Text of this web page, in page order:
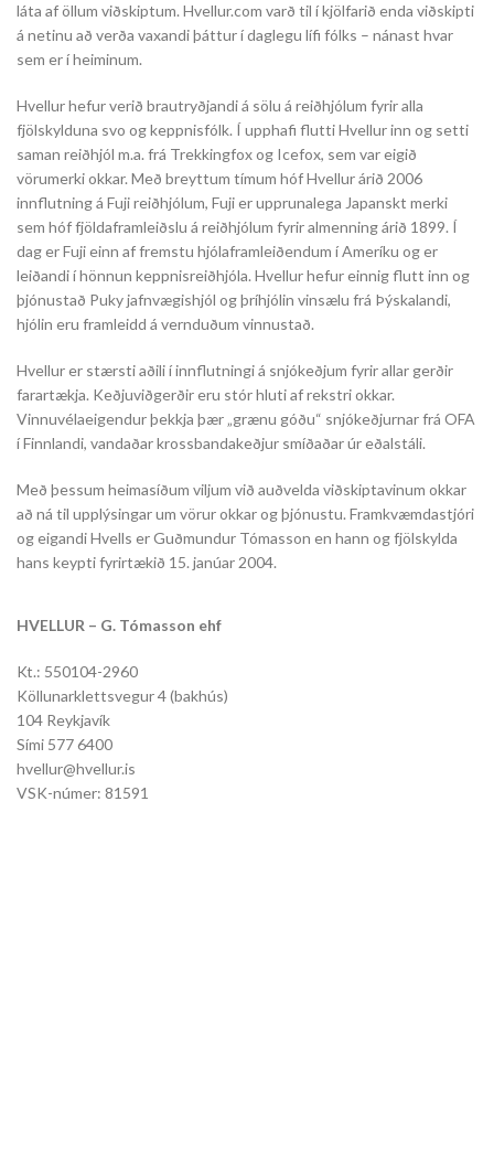
láta af öllum viðskiptum. Hvellur.com varð til í kjölfarið enda viðskipti
á netinu að verða vaxandi þáttur í daglegu lífi fólks – nánast hvar
sem er í heiminum.
Hvellur hefur verið brautryðjandi á sölu á reiðhjólum fyrir alla
fjölskylduna svo og keppnisfólk. Í upphafi flutti Hvellur inn og setti
saman reiðhjól m.a. frá Trekkingfox og Icefox, sem var eigið
vörumerki okkar. Með breyttum tímum hóf Hvellur árið 2006
innflutning á Fuji reiðhjólum, Fuji er upprunalega Japanskt merki
sem hóf fjöldaframleiðslu á reiðhjólum fyrir almenning árið 1899. Í
dag er Fuji einn af fremstu hjólaframleiðendum í Ameríku og er
leiðandi í hönnun keppnisreiðhjóla. Hvellur hefur einnig flutt inn og
þjónustað Puky jafnvægishjól og þríhjólin vinsælu frá Þýskalandi,
hjólin eru framleidd á vernduðum vinnustað.
Hvellur er stærsti aðili í innflutningi á snjókeðjum fyrir allar gerðir
farartækja. Keðjuviðgerðir eru stór hluti af rekstri okkar.
Vinnuvélaeigendur þekkja þær „grænu góðu“ snjókeðjurnar frá OFA
í Finnlandi, vandaðar krossbandakeðjur smíðaðar úr eðalstáli.
Með þessum heimasíðum viljum við auðvelda viðskiptavinum okkar
að ná til upplýsingar um vörur okkar og þjónustu. Framkvæmdastjóri
og eigandi Hvells er Guðmundur Tómasson en hann og fjölskylda
hans keypti fyrirtækið 15. janúar 2004.
HVELLUR – G. Tómasson ehf
Kt.: 550104-2960
Köllunarklettsvegur 4 (bakhús)
104 Reykjavík
Sími 577 6400
hvellur@hvellur.is
VSK-númer: 81591